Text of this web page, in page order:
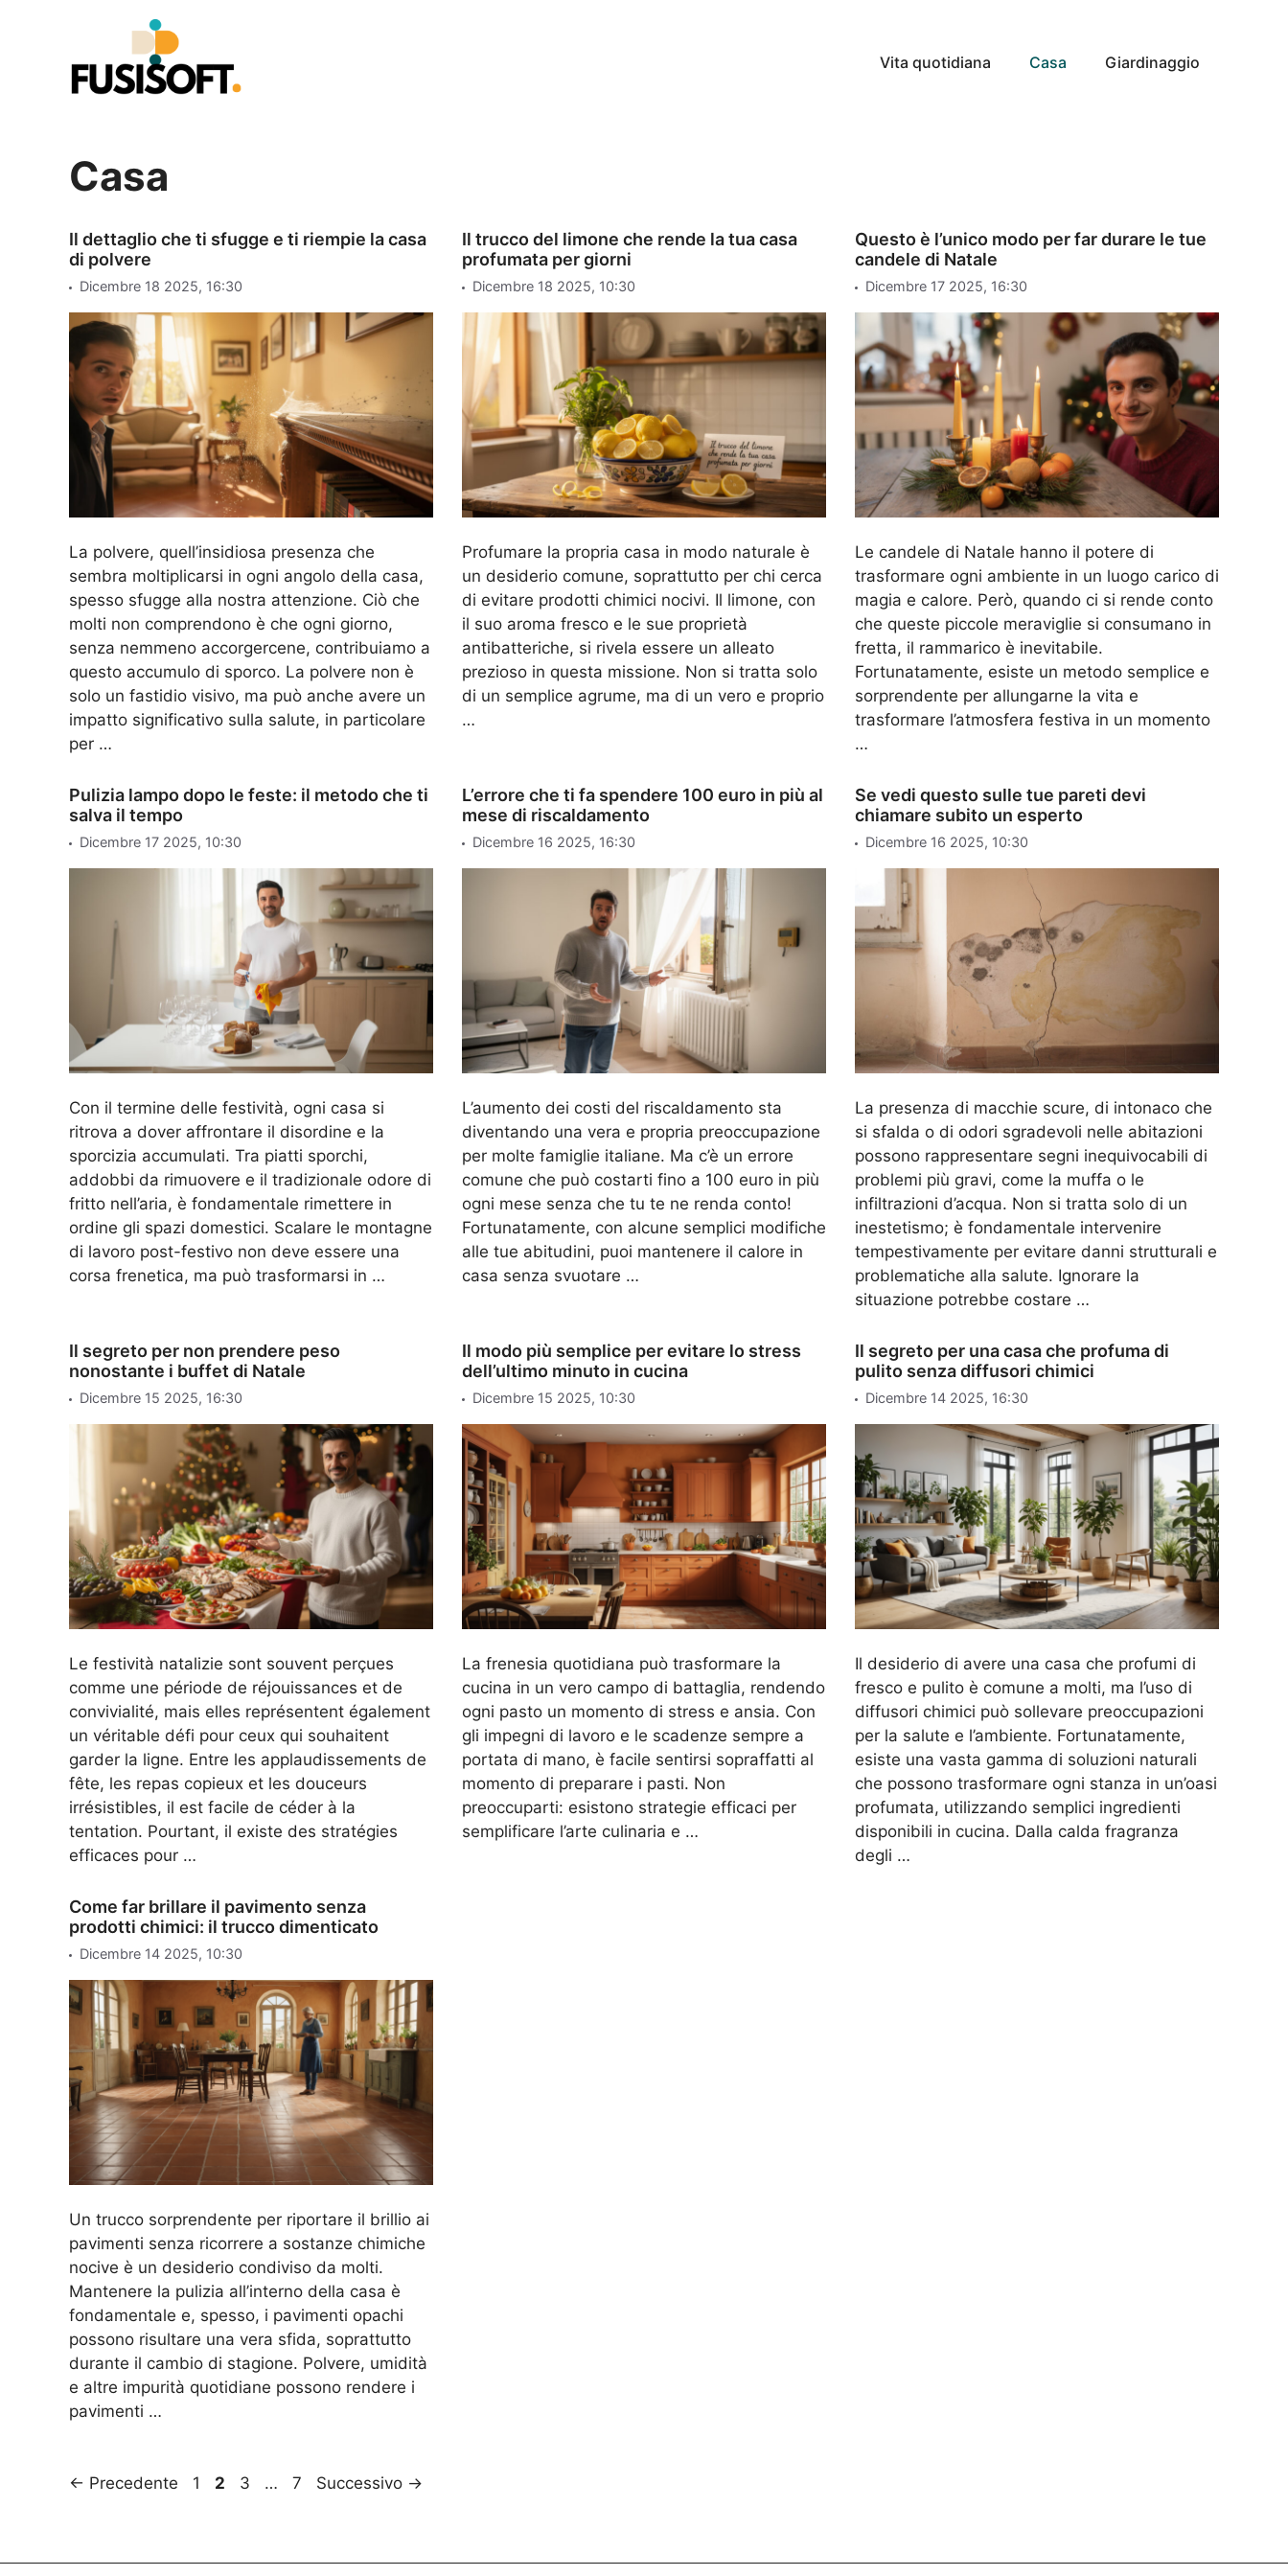
Vita quotidiana Casa Giardinaggio
Casa
Il dettaglio che ti sfugge e ti riempie la casa
di polvere
Dicembre 18 2025, 16:30
La polvere, quell’insidiosa presenza che
sembra moltiplicarsi in ogni angolo della casa,
spesso sfugge alla nostra attenzione. Ciò che
molti non comprendono è che ogni giorno,
senza nemmeno accorgercene, contribuiamo a
questo accumulo di sporco. La polvere non è
solo un fastidio visivo, ma può anche avere un
impatto significativo sulla salute, in particolare
per …
Il trucco del limone che rende la tua casa
profumata per giorni
Dicembre 18 2025, 10:30
Profumare la propria casa in modo naturale è
un desiderio comune, soprattutto per chi cerca
di evitare prodotti chimici nocivi. Il limone, con
il suo aroma fresco e le sue proprietà
antibatteriche, si rivela essere un alleato
prezioso in questa missione. Non si tratta solo
di un semplice agrume, ma di un vero e proprio
…
Questo è l’unico modo per far durare le tue
candele di Natale
Dicembre 17 2025, 16:30
Le candele di Natale hanno il potere di
trasformare ogni ambiente in un luogo carico di
magia e calore. Però, quando ci si rende conto
che queste piccole meraviglie si consumano in
fretta, il rammarico è inevitabile.
Fortunatamente, esiste un metodo semplice e
sorprendente per allungarne la vita e
trasformare l’atmosfera festiva in un momento
…
Pulizia lampo dopo le feste: il metodo che ti
salva il tempo
Dicembre 17 2025, 10:30
Con il termine delle festività, ogni casa si
ritrova a dover affrontare il disordine e la
sporcizia accumulati. Tra piatti sporchi,
addobbi da rimuovere e il tradizionale odore di
fritto nell’aria, è fondamentale rimettere in
ordine gli spazi domestici. Scalare le montagne
di lavoro post-festivo non deve essere una
corsa frenetica, ma può trasformarsi in …
L’errore che ti fa spendere 100 euro in più al
mese di riscaldamento
Dicembre 16 2025, 16:30
L’aumento dei costi del riscaldamento sta
diventando una vera e propria preoccupazione
per molte famiglie italiane. Ma c’è un errore
comune che può costarti fino a 100 euro in più
ogni mese senza che tu te ne renda conto!
Fortunatamente, con alcune semplici modifiche
alle tue abitudini, puoi mantenere il calore in
casa senza svuotare …
Se vedi questo sulle tue pareti devi
chiamare subito un esperto
Dicembre 16 2025, 10:30
La presenza di macchie scure, di intonaco che
si sfalda o di odori sgradevoli nelle abitazioni
possono rappresentare segni inequivocabili di
problemi più gravi, come la muffa o le
infiltrazioni d’acqua. Non si tratta solo di un
inestetismo; è fondamentale intervenire
tempestivamente per evitare danni strutturali e
problematiche alla salute. Ignorare la
situazione potrebbe costare …
Il segreto per non prendere peso
nonostante i buffet di Natale
Dicembre 15 2025, 16:30
Le festività natalizie sont souvent perçues
comme une période de réjouissances et de
convivialité, mais elles représentent également
un véritable défi pour ceux qui souhaitent
garder la ligne. Entre les applaudissements de
fête, les repas copieux et les douceurs
irrésistibles, il est facile de céder à la
tentation. Pourtant, il existe des stratégies
efficaces pour …
Il modo più semplice per evitare lo stress
dell’ultimo minuto in cucina
Dicembre 15 2025, 10:30
La frenesia quotidiana può trasformare la
cucina in un vero campo di battaglia, rendendo
ogni pasto un momento di stress e ansia. Con
gli impegni di lavoro e le scadenze sempre a
portata di mano, è facile sentirsi sopraffatti al
momento di preparare i pasti. Non
preoccuparti: esistono strategie efficaci per
semplificare l’arte culinaria e …
Il segreto per una casa che profuma di
pulito senza diffusori chimici
Dicembre 14 2025, 16:30
Il desiderio di avere una casa che profumi di
fresco e pulito è comune a molti, ma l’uso di
diffusori chimici può sollevare preoccupazioni
per la salute e l’ambiente. Fortunatamente,
esiste una vasta gamma di soluzioni naturali
che possono trasformare ogni stanza in un’oasi
profumata, utilizzando semplici ingredienti
disponibili in cucina. Dalla calda fragranza
degli …
Come far brillare il pavimento senza
prodotti chimici: il trucco dimenticato
Dicembre 14 2025, 10:30
Un trucco sorprendente per riportare il brillio ai
pavimenti senza ricorrere a sostanze chimiche
nocive è un desiderio condiviso da molti.
Mantenere la pulizia all’interno della casa è
fondamentale e, spesso, i pavimenti opachi
possono risultare una vera sfida, soprattutto
durante il cambio di stagione. Polvere, umidità
e altre impurità quotidiane possono rendere i
pavimenti …
← Precedente Pagina
1 Pagina
2 Pagina
3 … Pagina
7 Successivo →